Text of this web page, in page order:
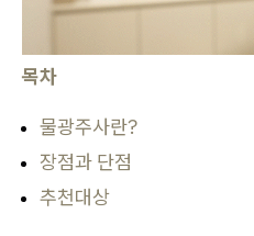
목차
물광주사란?
장점과 단점
추천대상